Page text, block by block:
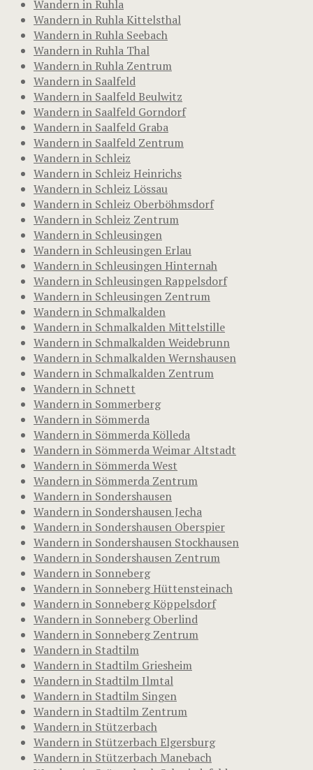
Wandern in Ruhla
Wandern in Ruhla Kittelsthal
Wandern in Ruhla Seebach
Wandern in Ruhla Thal
Wandern in Ruhla Zentrum
Wandern in Saalfeld
Wandern in Saalfeld Beulwitz
Wandern in Saalfeld Gorndorf
Wandern in Saalfeld Graba
Wandern in Saalfeld Zentrum
Wandern in Schleiz
Wandern in Schleiz Heinrichs
Wandern in Schleiz Lössau
Wandern in Schleiz Oberböhmsdorf
Wandern in Schleiz Zentrum
Wandern in Schleusingen
Wandern in Schleusingen Erlau
Wandern in Schleusingen Hinternah
Wandern in Schleusingen Rappelsdorf
Wandern in Schleusingen Zentrum
Wandern in Schmalkalden
Wandern in Schmalkalden Mittelstille
Wandern in Schmalkalden Weidebrunn
Wandern in Schmalkalden Wernshausen
Wandern in Schmalkalden Zentrum
Wandern in Schnett
Wandern in Sommerberg
Wandern in Sömmerda
Wandern in Sömmerda Kölleda
Wandern in Sömmerda Weimar Altstadt
Wandern in Sömmerda West
Wandern in Sömmerda Zentrum
Wandern in Sondershausen
Wandern in Sondershausen Jecha
Wandern in Sondershausen Oberspier
Wandern in Sondershausen Stockhausen
Wandern in Sondershausen Zentrum
Wandern in Sonneberg
Wandern in Sonneberg Hüttensteinach
Wandern in Sonneberg Köppelsdorf
Wandern in Sonneberg Oberlind
Wandern in Sonneberg Zentrum
Wandern in Stadtilm
Wandern in Stadtilm Griesheim
Wandern in Stadtilm Ilmtal
Wandern in Stadtilm Singen
Wandern in Stadtilm Zentrum
Wandern in Stützerbach
Wandern in Stützerbach Elgersburg
Wandern in Stützerbach Manebach